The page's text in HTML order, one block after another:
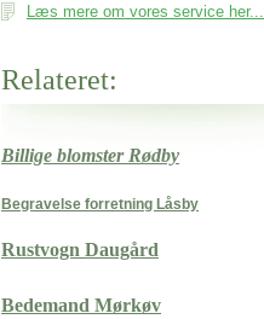
Læs mere om vores service her...
Relateret:
Billige blomster Rødby
Begravelse forretning Låsby
Rustvogn Daugård
Bedemand Mørkøv